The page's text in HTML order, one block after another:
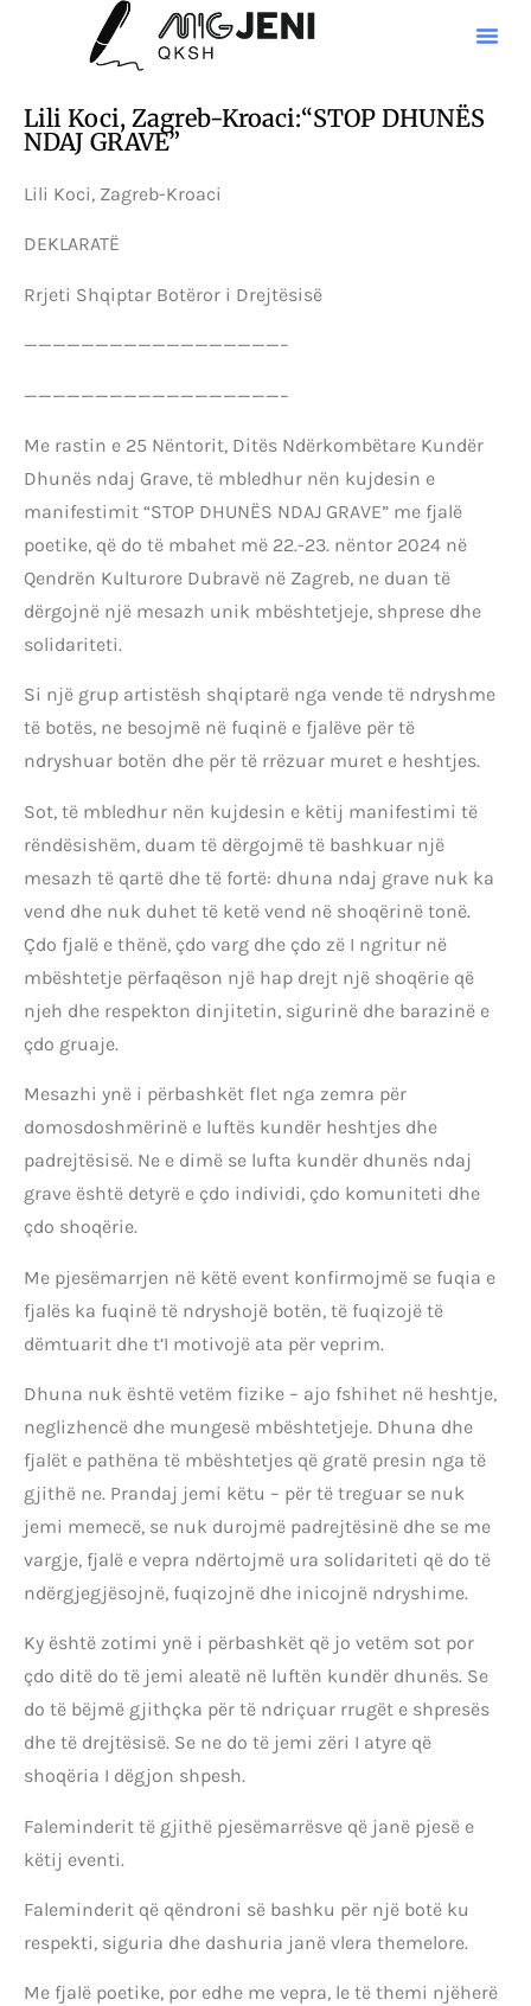
Lili Koci, Zagreb-Kroaci:“STOP DHUNËS
NDAJ GRAVE”
Lili Koci, Zagreb-Kroaci
DEKLARATË
Rrjeti Shqiptar Botëror i Drejtësisë
——————————————————–
——————————————————–
Me rastin e 25 Nëntorit, Ditës Ndërkombëtare Kundër
Dhunës ndaj Grave, të mbledhur nën kujdesin e
manifestimit “STOP DHUNËS NDAJ GRAVE” me fjalë
poetike, që do të mbahet më 22.-23. nëntor 2024 në
Qendrën Kulturore Dubravë në Zagreb, ne duan të
dërgojnë një mesazh unik mbështetjeje, shprese dhe
solidariteti.
Si një grup artistësh shqiptarë nga vende të ndryshme
të botës, ne besojmë në fuqinë e fjalëve për të
ndryshuar botën dhe për të rrëzuar muret e heshtjes.
Sot, të mbledhur nën kujdesin e këtij manifestimi të
rëndësishëm, duam të dërgojmë të bashkuar një
mesazh të qartë dhe të fortë: dhuna ndaj grave nuk ka
vend dhe nuk duhet të ketë vend në shoqërinë tonë.
Çdo fjalë e thënë, çdo varg dhe çdo zë I ngritur në
mbështetje përfaqëson një hap drejt një shoqërie që
njeh dhe respekton dinjitetin, sigurinë dhe barazinë e
çdo gruaje.
Mesazhi ynë i përbashkët flet nga zemra për
domosdoshmërinë e luftës kundër heshtjes dhe
padrejtësisë. Ne e dimë se lufta kundër dhunës ndaj
grave është detyrë e çdo individi, çdo komuniteti dhe
çdo shoqërie.
Me pjesëmarrjen në këtë event konfirmojmë se fuqia e
fjalës ka fuqinë të ndryshojë botën, të fuqizojë të
dëmtuarit dhe t’I motivojë ata për veprim.
Dhuna nuk është vetëm fizike – ajo fshihet në heshtje,
neglizhencë dhe mungesë mbështetjeje. Dhuna dhe
fjalët e pathëna të mbështetjes që gratë presin nga të
gjithë ne. Prandaj jemi këtu – për të treguar se nuk
jemi memecë, se nuk durojmë padrejtësinë dhe se me
vargje, fjalë e vepra ndërtojmë ura solidariteti që do të
ndërgjegjësojnë, fuqizojnë dhe inicojnë ndryshime.
Ky është zotimi ynë i përbashkët që jo vetëm sot por
çdo ditë do të jemi aleatë në luftën kundër dhunës. Se
do të bëjmë gjithçka për të ndriçuar rrugët e shpresës
dhe të drejtësisë. Se ne do të jemi zëri I atyre që
shoqëria I dëgjon shpesh.
Faleminderit të gjithë pjesëmarrësve që janë pjesë e
këtij eventi.
Faleminderit që qëndroni së bashku për një botë ku
respekti, siguria dhe dashuria janë vlera themelore.
Me fjalë poetike, por edhe me vepra, le të themi njëherë